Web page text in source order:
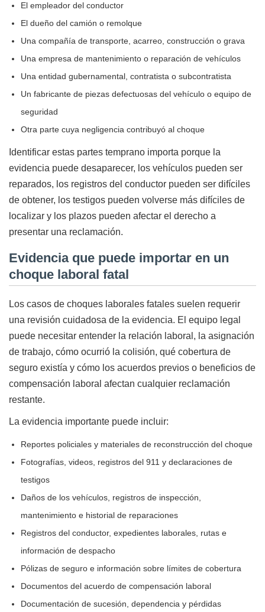
El empleador del conductor
El dueño del camión o remolque
Una compañía de transporte, acarreo, construcción o grava
Una empresa de mantenimiento o reparación de vehículos
Una entidad gubernamental, contratista o subcontratista
Un fabricante de piezas defectuosas del vehículo o equipo de
seguridad
Otra parte cuya negligencia contribuyó al choque
Identificar estas partes temprano importa porque la
evidencia puede desaparecer, los vehículos pueden ser
reparados, los registros del conductor pueden ser difíciles
de obtener, los testigos pueden volverse más difíciles de
localizar y los plazos pueden afectar el derecho a
presentar una reclamación.
Evidencia que puede importar en un
choque laboral fatal
Los casos de choques laborales fatales suelen requerir
una revisión cuidadosa de la evidencia. El equipo legal
puede necesitar entender la relación laboral, la asignación
de trabajo, cómo ocurrió la colisión, qué cobertura de
seguro existía y cómo los acuerdos previos o beneficios de
compensación laboral afectan cualquier reclamación
restante.
La evidencia importante puede incluir:
Reportes policiales y materiales de reconstrucción del choque
Fotografías, videos, registros del 911 y declaraciones de
testigos
Daños de los vehículos, registros de inspección,
mantenimiento e historial de reparaciones
Registros del conductor, expedientes laborales, rutas e
información de despacho
Pólizas de seguro e información sobre límites de cobertura
Documentos del acuerdo de compensación laboral
Documentación de sucesión, dependencia y pérdidas